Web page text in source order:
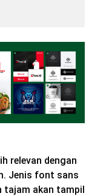
relevan dengan
Jenis font sans
tajam akan tampil